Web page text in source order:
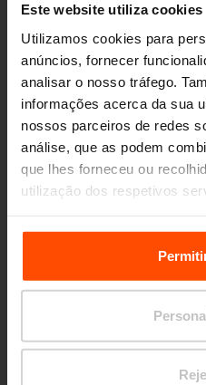
Este website utiliza cookies
Utilizamos cookies para
anúncios, fornecer
analisar o nosso tráfego.
informações acerca da sua
nossos parceiros de redes
análise, que as podem
que lhes forneceu ou
utilização dos respetivos
Para mais informações, por
Relating to the Processing
Escolher outra